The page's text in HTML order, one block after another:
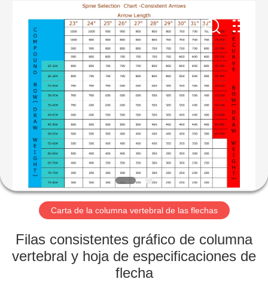
HOGAR
PRODUCTOS
SOBRE
NOSOTROS
VIAJE
LA
FÁBRICA
Carta de la columna vertebral de las flechas
Filas consistentes gráfico de columna
vertebral y hoja de especificaciones de
flecha